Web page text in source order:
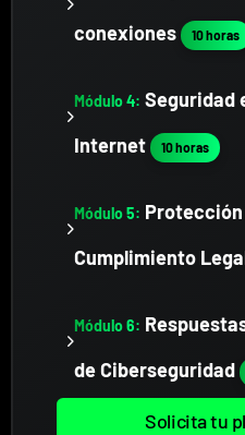
conexiones
10 horas
Módulo 4: Seguridad
Internet
10 horas
Módulo 5:
Cumplimiento
Módulo 6:
de Ciberseguridad
Solicita tu